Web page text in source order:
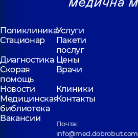
ПоликлиникаУслуги
Стационар
Пакети
послуг
Диагностика Цены
Скорая
помощь
Врачи
Новости
Клиники
Медицинская
библиотека
Контакты
Вакансии
Почта:
info@med.dobrobut.com